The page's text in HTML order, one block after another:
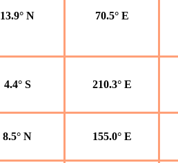
13.9° N 70.5° E
4.4° S 210.3° E
8.5° N 155.0° E